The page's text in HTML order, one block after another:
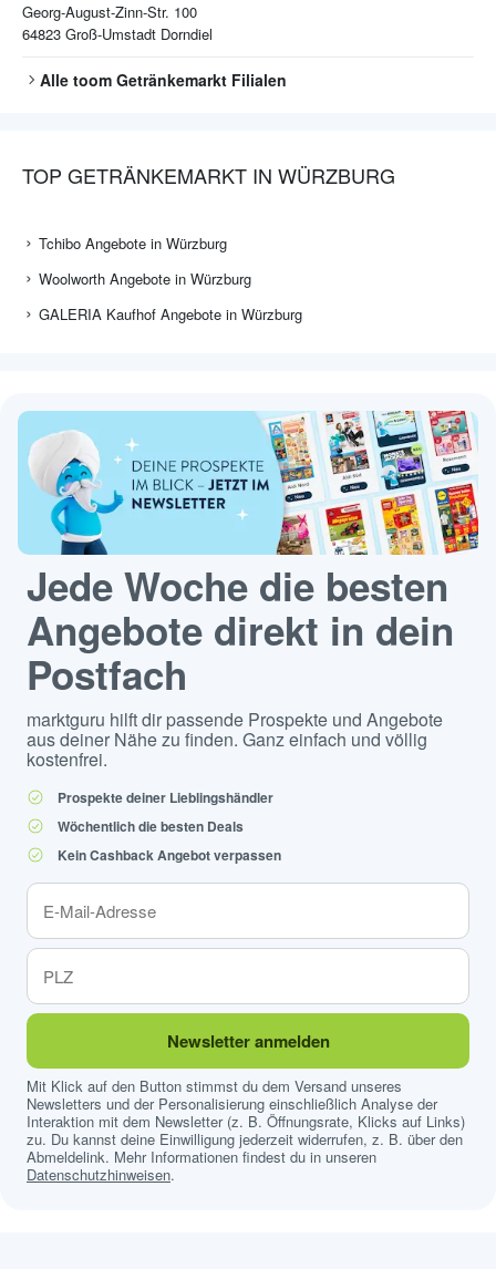
Georg-August-Zinn-Str. 100
64823 Groß-Umstadt Dorndiel
Alle toom Getränkemarkt Filialen
TOP GETRÄNKEMARKT IN WÜRZBURG
Tchibo Angebote in Würzburg
Woolworth Angebote in Würzburg
GALERIA Kaufhof Angebote in Würzburg
Jede Woche die besten
Angebote direkt in dein
Postfach
marktguru hilft dir passende Prospekte und Angebote
aus deiner Nähe zu finden. Ganz einfach und völlig
kostenfrei.
Prospekte deiner Lieblingshändler
Wöchentlich die besten Deals
Kein Cashback Angebot verpassen
Newsletter anmelden
Mit Klick auf den Button stimmst du dem Versand unseres
Newsletters und der Personalisierung einschließlich Analyse der
Interaktion mit dem Newsletter (z. B. Öffnungsrate, Klicks auf Links)
zu. Du kannst deine Einwilligung jederzeit widerrufen, z. B. über den
Abmeldelink. Mehr Informationen findest du in unseren
Datenschutzhinweisen.